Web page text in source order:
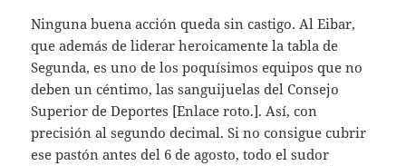
Ninguna buena acción queda sin castigo. Al Eibar,
que además de liderar heroicamente la tabla de
Segunda, es uno de los poquísimos equipos que no
deben un céntimo, las sanguijuelas del Consejo
Superior de Deportes [Enlace roto.]. Así, con
precisión al segundo decimal. Si no consigue cubrir
ese pastón antes del 6 de agosto, todo el sudor